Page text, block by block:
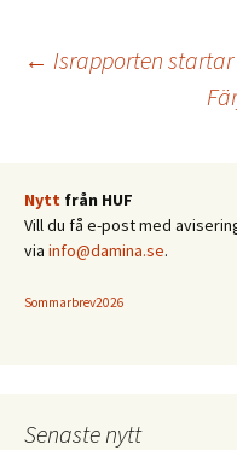
← Israpporten startar
Nytt från HUF
Vill du få e-post med
via info@damina.se.
Sommarbrev2026
Senaste nytt